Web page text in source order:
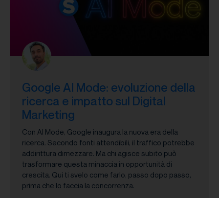
Google AI Mode: evoluzione della
ricerca e impatto sul Digital
Marketing
Con AI Mode, Google inaugura la nuova era della
ricerca. Secondo fonti attendibili, il traffico potrebbe
addirittura dimezzare. Ma chi agisce subito può
trasformare questa minaccia in opportunità di
crescita. Qui ti svelo come farlo, passo dopo passo,
prima che lo faccia la concorrenza.